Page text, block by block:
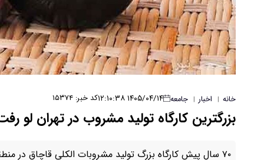
خانه | اخبار | جامعه ۱۴۰۵/۰۴/۱۴ ۱۲:۱۰:۳۸ کد خبر: ۱۵۳۷۴
بزرگترین کارگاه تولید مشروب در تهران لو
۷۰ سال پیش کارگاه بزرگ تولید مشروبات الکلی قاچاق در منطقه عباس‌آباد تهران کشف شد